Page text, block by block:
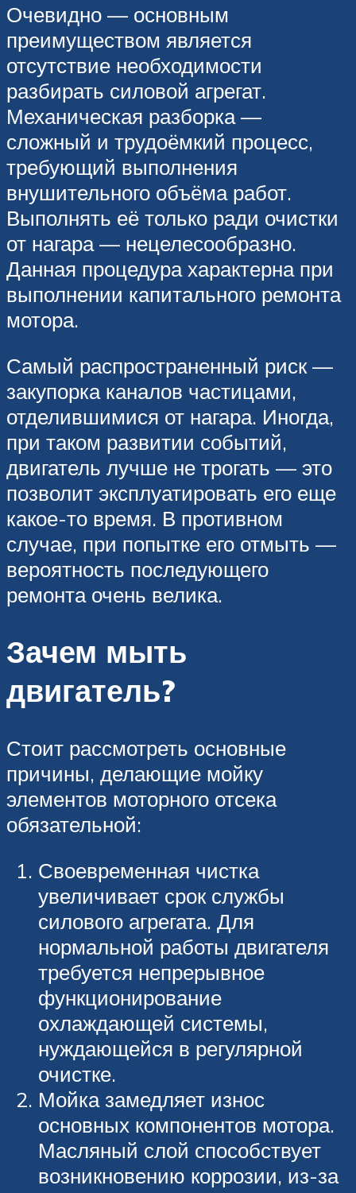
Очевидно — основным
преимуществом является
отсутствие необходимости
разбирать силовой агрегат.
Механическая разборка —
сложный и трудоёмкий процесс,
требующий выполнения
внушительного объёма работ.
Выполнять её только ради очистки
от нагара — нецелесообразно.
Данная процедура характерна при
выполнении капитального ремонта
мотора.
Самый распространенный риск —
закупорка каналов частицами,
отделившимися от нагара. Иногда,
при таком развитии событий,
двигатель лучше не трогать — это
позволит эксплуатировать его еще
какое-то время. В противном
случае, при попытке его отмыть —
вероятность последующего
ремонта очень велика.
Зачем мыть
двигатель?
Стоит рассмотреть основные
причины, делающие мойку
элементов моторного отсека
обязательной:
Своевременная чистка
увеличивает срок службы
силового агрегата. Для
нормальной работы двигателя
требуется непрерывное
функционирование
охлаждающей системы,
нуждающейся в регулярной
очистке.
Мойка замедляет износ
основных компонентов мотора.
Масляный слой способствует
возникновению коррозии, из-за